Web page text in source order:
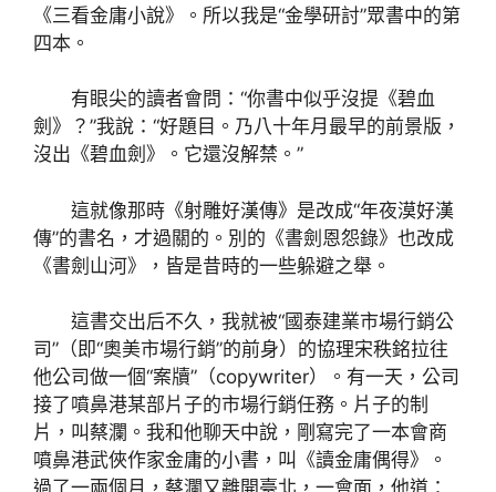
《三看金庸小說》。所以我是“金學研討”眾書中的第
四本。
有眼尖的讀者會問：“你書中似乎沒提《碧血
劍》？”我說：“好題目。乃八十年月最早的前景版，
沒出《碧血劍》。它還沒解禁。”
這就像那時《射雕好漢傳》是改成“年夜漠好漢
傳”的書名，才過關的。別的《書劍恩怨錄》也改成
《書劍山河》，皆是昔時的一些躲避之舉。
這書交出后不久，我就被“國泰建業市場行銷公
司”（即“奧美市場行銷”的前身）的協理宋秩銘拉往
他公司做一個“案牘”（copywriter）。有一天，公司
接了噴鼻港某部片子的市場行銷任務。片子的制
片，叫蔡瀾。我和他聊天中說，剛寫完了一本會商
噴鼻港武俠作家金庸的小書，叫《讀金庸偶得》。
過了一兩個月，蔡瀾又離開臺北，一會面，他道：